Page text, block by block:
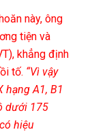
này, ông
tiện và
khẳng định
tố. “Vì vậy
hạng A1, B1
dưới 175
hiệu